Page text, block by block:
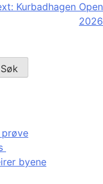
Kurbadhagen Open
2026
Søk
byene